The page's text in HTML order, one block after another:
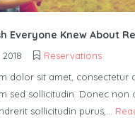
Everyone Knew About
Reservations
dolor sit amet, consectetur
sed sollicitudin. Donec non
sollicitudin purus,...